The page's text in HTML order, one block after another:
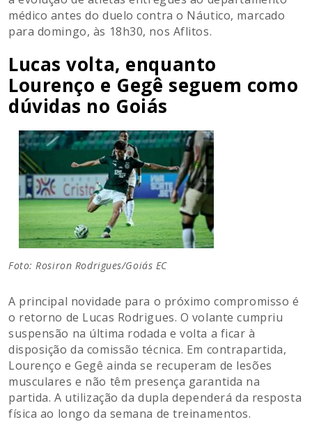
médico antes do duelo contra o Náutico, marcado
para domingo, às 18h30, nos Aflitos.
Lucas volta, enquanto
Lourenço e Gegê seguem como
dúvidas no Goiás
Foto: Rosiron Rodrigues/Goiás EC
A principal novidade para o próximo compromisso é
o retorno de Lucas Rodrigues. O volante cumpriu
suspensão na última rodada e volta a ficar à
disposição da comissão técnica. Em contrapartida,
Lourenço e Gegê ainda se recuperam de lesões
musculares e não têm presença garantida na
partida. A utilização da dupla dependerá da resposta
física ao longo da semana de treinamentos.